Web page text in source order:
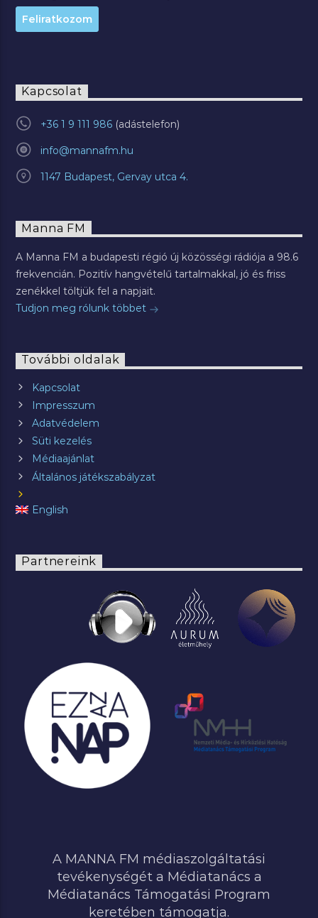
Kapcsolat
+36 1 9 111 986
info@mannafm.hu
1147 Budapest, Gervay utca 4.
Manna FM
A Manna FM a budapesti régió új közösségi rádiója a 98.6
frekvencián. Pozitív hangvételű tartalmakkal, jó és friss
zenékkel töltjük fel a napjait.
Tudjon meg rólunk többet
További oldalak
Kapcsolat
Impresszum
Adatvédelem
Süti kezelés
Médiaajánlat
Általános játékszabályzat
English
Partnereink
A MANNA FM médiaszolgáltatási
tevékenységét a Médiatanács a
Médiatanács Támogatási Program
keretében támogatja.